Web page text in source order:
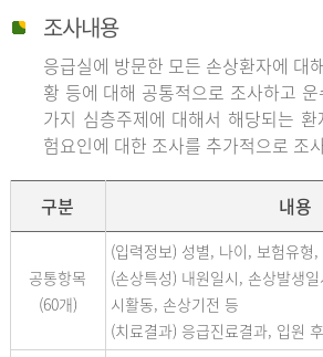
조사내용
응급실에 방문한 모든 손상환자에 대
황 등에 대해 공통적으로 조사하고
가지 심층주제에 대해서 해당되는
험요인에 대한 조사를 추가적으로 조
구분 내용
공통항목
(60개)
(입력정보) 성별, 나이, 보험유형
(손상특성) 내원일시, 손상발생
시활동, 손상기전 등
(치료결과) 응급진료결과, 입원